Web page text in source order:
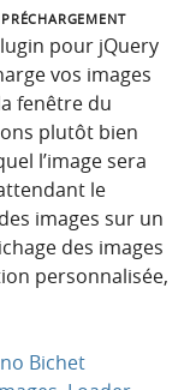
pour jQuery
vos images
fenêtre du
plutôt bien
l’image sera
le
images sur un
des images
personnalisée,
Bichet